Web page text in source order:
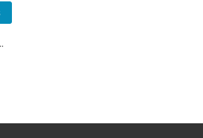
заказа. Один заказ может
10 позиций и его стоимость
100 000 р.